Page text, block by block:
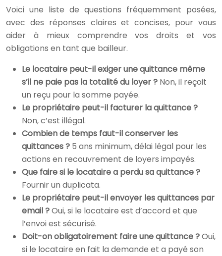
Voici une liste de questions fréquemment posées,
avec des réponses claires et concises, pour vous
aider à mieux comprendre vos droits et vos
obligations en tant que bailleur.
Le locataire peut-il exiger une quittance même
s’il ne paie pas la totalité du loyer ? Non, il reçoit
un reçu pour la somme payée.
Le propriétaire peut-il facturer la quittance ?
Non, c’est illégal.
Combien de temps faut-il conserver les
quittances ? 5 ans minimum, délai légal pour les
actions en recouvrement de loyers impayés.
Que faire si le locataire a perdu sa quittance ?
Fournir un duplicata.
Le propriétaire peut-il envoyer les quittances par
email ?Oui, si le locataire est d’accord et que
l’envoi est sécurisé.
Doit-on obligatoirement faire une quittance ?Oui,
si le locataire en fait la demande et a payé son